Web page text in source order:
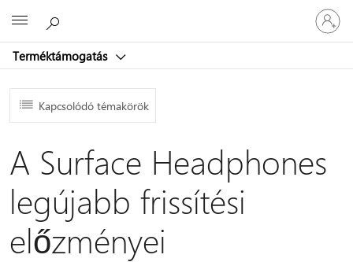
Terméktámogatás
be
a
Kapcsolódó témakörök
A Surface Headphones
legújabb frissítési
előzményei